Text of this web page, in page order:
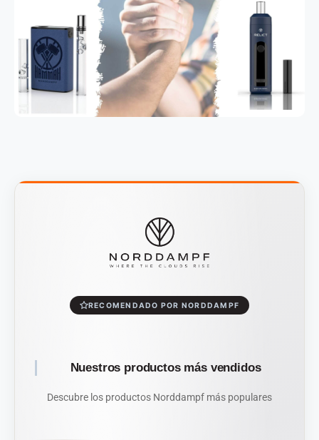
RECOMENDADO POR NORDDAMPF
Nuestros productos más vendidos
Descubre los productos Norddampf más populares